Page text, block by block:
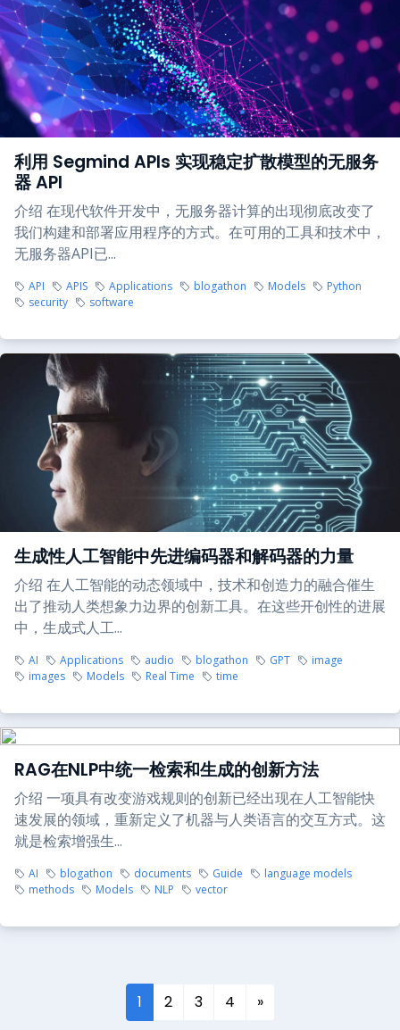
利用 Segmind APIs 实现稳定扩散模型的无服务
器 API
介绍 在现代软件开发中，无服务器计算的出现彻底改变了
我们构建和部署应用程序的方式。在可用的工具和技术中，
无服务器API已...
API APIS Applications blogathon Models
Python
security
software
生成性人工智能中先进编码器和解码器的力量
介绍 在人工智能的动态领域中，技术和创造力的融合催生
出了推动人类想象力边界的创新工具。在这些开创性的进展
中，生成式人工...
AI Applications audio blogathon GPT
image
images
Models Real Time time
RAG在NLP中统一检索和生成的创新方法
介绍 一项具有改变游戏规则的创新已经出现在人工智能快
速发展的领域，重新定义了机器与人类语言的交互方式。这
就是检索增强生...
AI blogathon documents Guide
language models
methods
Models NLP vector
1 2 3 4 »